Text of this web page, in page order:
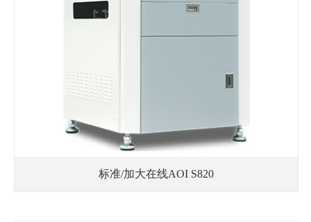
标准/加大在线AOI S820